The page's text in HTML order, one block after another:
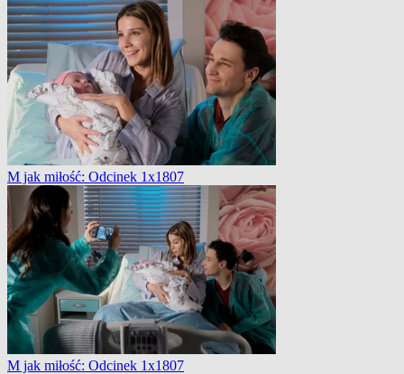
M jak miłość: Odcinek 1x1807
M jak miłość: Odcinek 1x1807